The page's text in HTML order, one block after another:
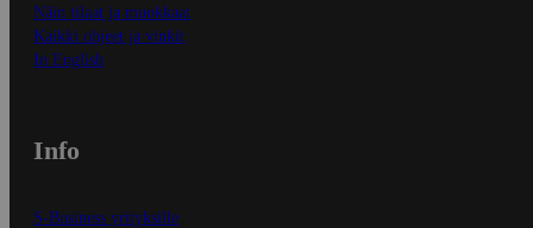
Näin tilaat ja muokkaat
Kaikki ohjeet ja vinkit
In English
Info
S-Business yrityksille